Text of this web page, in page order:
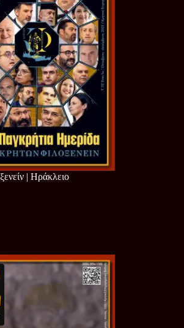
| Ηράκλειο